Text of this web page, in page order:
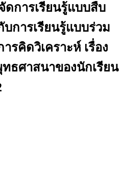
การเรียนรู้แบบสืบ
บการเรียนรู้แบบร่วม
รคิดวิเคราะห์ เรื่อง
ธศาสนาของนักเรียน